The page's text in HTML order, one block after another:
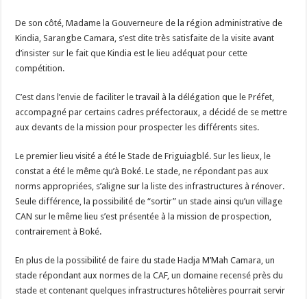
De son côté, Madame la Gouverneure de la région administrative de
Kindia, Sarangbe Camara, s’est dite très satisfaite de la visite avant
d’insister sur le fait que Kindia est le lieu adéquat pour cette
compétition.
C’est dans l’envie de faciliter le travail à la délégation que le Préfet,
accompagné par certains cadres préfectoraux, a décidé de se mettre
aux devants de la mission pour prospecter les différents sites.
Le premier lieu visité a été le Stade de Friguiagblé. Sur les lieux, le
constat a été le même qu’à Boké. Le stade, ne répondant pas aux
norms appropriées, s’aligne sur la liste des infrastructures à rénover.
Seule différence, la possibilité de “sortir” un stade ainsi qu’un village
CAN sur le même lieu s’est présentée à la mission de prospection,
contrairement à Boké.
En plus de la possibilité de faire du stade Hadja M’Mah Camara, un
stade répondant aux normes de la CAF, un domaine recensé près du
stade et contenant quelques infrastructures hôtelières pourrait servir